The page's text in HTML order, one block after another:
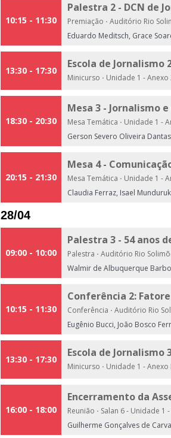
10:15 - 11:30
Palestra 2 - DCN de
Premiação · Auditório Rio
Eduardo Meditsch, Grace
13:30 - 17:30
Escola de Jornalismo
Minicurso · Unidade 1 -
18:30 - 20:30
Mesa 3 - Jornalismo
Mesa Temática · Unidade 1 -
Gerson Severo Oliveira
20:15 - 21:30
Mesa 4 -
Mesa Temática · Unidade 1 -
Claudia Ferraz, Isael
28/04
09:00 - 10:00
Palestra 3 - 54 anos
Palestra · Auditório Rio
Walmir de Albuquerque
10:15 - 11:30
Conferência 2:
Conferência · Auditório Rio
Eugênio Bucci, João Bosco
13:30 - 17:30
Escola de
Minicurso · Unidade 1 -
16:00 - 18:00
Encerramento da
Reunião · Salan 6 - Unidade 1
Guilherme Gonçalves de